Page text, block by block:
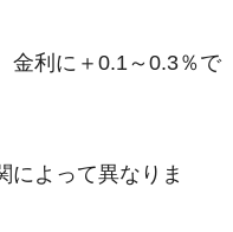
金利に＋0.1～0.3％で
によって異なりま